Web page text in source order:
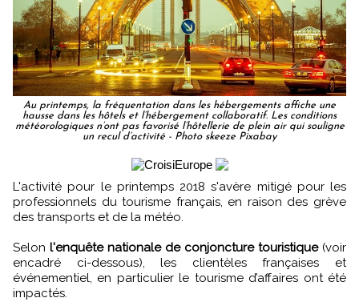
Au printemps, la fréquentation dans les hébergements affiche une
hausse dans les hôtels et l’hébergement collaboratif. Les conditions
météorologiques n’ont pas favorisé l’hôtellerie de plein air qui souligne
un recul d’activité - Photo skeeze Pixabay
L'activité pour le printemps 2018 s'avère mitigé pour les
professionnels du tourisme français, en raison des grève
des transports et de la météo.
Selon l'enquête nationale de conjoncture touristique(voir
encadré ci-dessous), les clientèles françaises et
événementiel, en particulier le tourisme d’affaires ont été
impactés.